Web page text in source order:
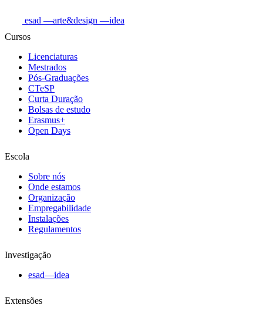
esad —arte&design —idea
Cursos
Licenciaturas
Mestrados
Pós-Graduações
CTeSP
Curta Duração
Bolsas de estudo
Erasmus+
Open Days
Escola
Sobre nós
Onde estamos
Organização
Empregabilidade
Instalações
Regulamentos
Investigação
esad—idea
Extensões